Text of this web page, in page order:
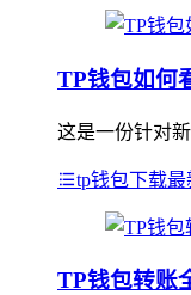
TP钱包如何
这是一份针对
tp钱包下载
TP钱包转账